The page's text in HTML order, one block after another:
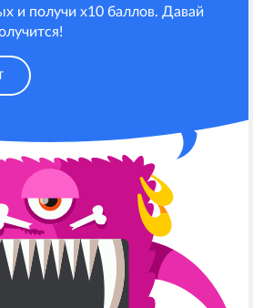
и получи х10 баллов. Давай